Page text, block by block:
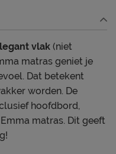
vlak (niet
matras geniet je
Dat betekent
worden. De
hoofdbord,
matras. Dit geeft